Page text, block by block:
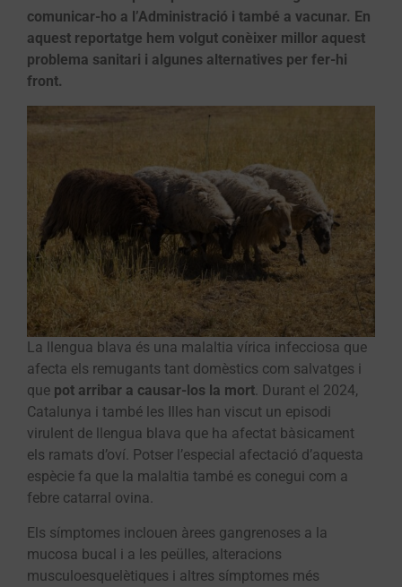
comunicar-ho a l’Administració i també a vacunar. En
aquest reportatge hem volgut conèixer millor aquest
problema sanitari i algunes alternatives per fer-hi
front.
La llengua blava és una malaltia vírica infecciosa que
afecta els remugants tant domèstics com salvatges i
que pot arribar a causar-los la mort. Durant el 2024,
Catalunya i també les Illes han viscut un episodi
virulent de llengua blava que ha afectat bàsicament
els ramats d’oví. Potser l’especial afectació d’aquesta
espècie fa que la malaltia també es conegui com a
febre catarral ovina.
Els símptomes inclouen àrees gangrenoses a la
mucosa bucal i a les peülles, alteracions
musculoesquelètiques i altres símptomes més